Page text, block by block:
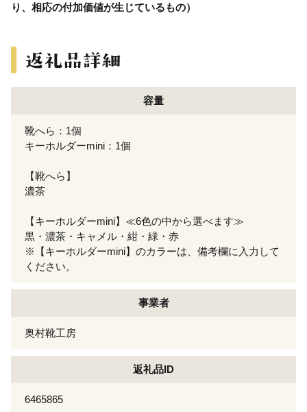
り、相応の付加価値が生じているもの）
容量
靴へら：1個
キーホルダーmini：1個
【靴へら】
濃茶
【キーホルダーmini】≪6色の中から選べます≫
黒・濃茶・キャメル・紺・緑・赤
※【キーホルダーmini】のカラーは、備考欄に入力して
ください。
事業者
奥村靴工房
返礼品ID
6465865